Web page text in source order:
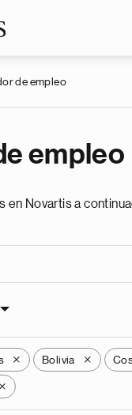
de empleo
empleo
en Novartis a
X Bolivia X
X